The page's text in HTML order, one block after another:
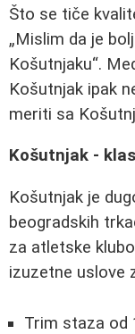
Što se tiče
Mislim da je
Košutnjaku .
Košutnjak ipak
meriti sa
Košutnjak -
Košutnjak je
beogradskih
za atletske
izuzetne uslove
Trim staza od